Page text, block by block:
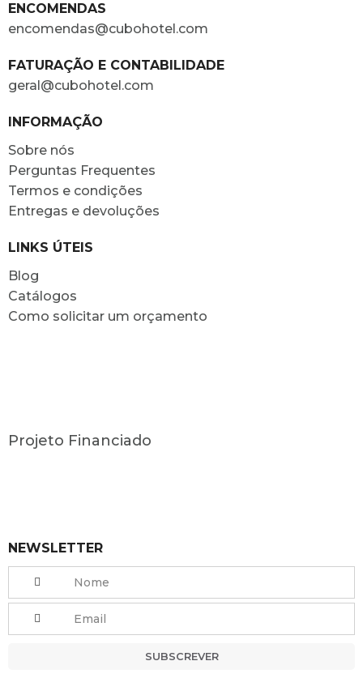
ENCOMENDAS
encomendas@cubohotel.com
FATURAÇÃO E CONTABILIDADE
geral@cubohotel.com
INFORMAÇÃO
Sobre nós
Perguntas Frequentes
Termos e condições
Entregas e devoluções
LINKS ÚTEIS
Blog
Catálogos
Como solicitar um orçamento
Projeto Financiado
NEWSLETTER
SUBSCREVER